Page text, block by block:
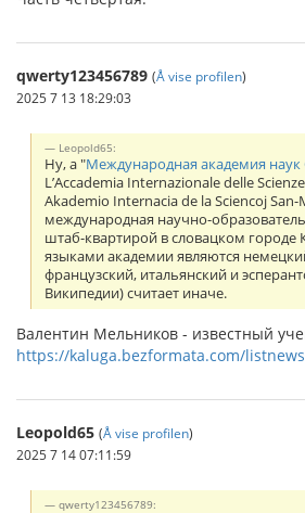
qwerty123456789 (Å vise profilen)
2025 7 13 18:29:03
Leopold65:
Ну, а "Международная академия
L’Accademia Internazionale delle
Akademio Internacia de la Sciencoj
международная научно-
штаб-квартирой в словацком
языками академии являются
французский, итальянский и
Википедии) считает иначе.
Валентин Мельников - известный
https://kaluga.bezformata.com/
Leopold65 (Å vise profilen)
2025 7 14 07:11:59
qwerty123456789: